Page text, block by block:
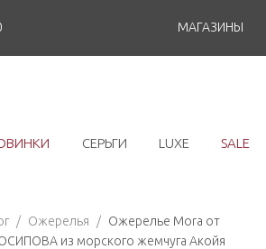
МАГАЗИНЫ
СЕРЬГИ LUXE SALE
/ Ожерелья / Ожерелье Mora от
из морского жемчуга Акойя